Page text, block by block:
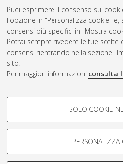
Puoi esprimere il consenso sui
l'opzione in "Personalizza cookie"
consensi più specifici in "Mostra
Potrai sempre rivedere le tue scelte
consensi rientrando nella sezione
sito.
Per maggiori informazioni consulta
COOKIE DI PROFILAZIONE -
Si tratta di cookie utilizzati per
navigazione degli utenti, creare profili
Mostra cookie di profilazione
SOLO COOKIE
PERSONALIZZA
Atom
Rss
2.0
AMS Acta
ISSN: 2038-7954
re3data.org -
doi.org/10.17616/
Servizio
Impostazioni Cookie
repository